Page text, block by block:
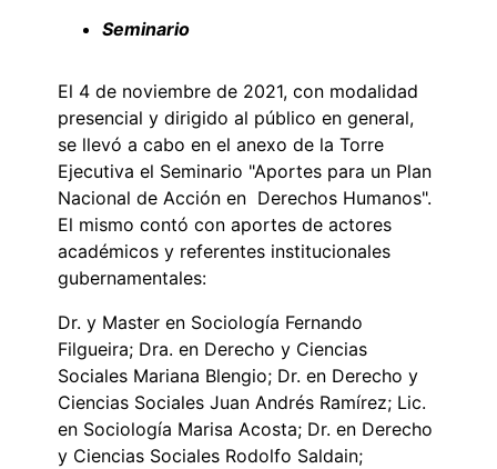
Seminario
El 4 de noviembre de 2021, con modalidad
presencial y dirigido al público en general,
se llevó a cabo en el anexo de la Torre
Ejecutiva el Seminario "Aportes para un Plan
Nacional de Acción en Derechos Humanos".
El mismo contó con aportes de actores
académicos y referentes institucionales
gubernamentales:
Dr. y Master en Sociología Fernando
Filgueira; Dra. en Derecho y Ciencias
Sociales Mariana Blengio; Dr. en Derecho y
Ciencias Sociales Juan Andrés Ramírez; Lic.
en Sociología Marisa Acosta; Dr. en Derecho
y Ciencias Sociales Rodolfo Saldain;